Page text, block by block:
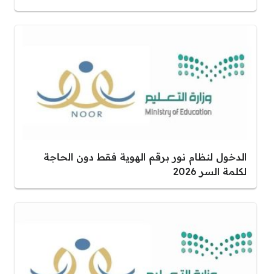
الدخول لنظام نور برقم الهوية فقط دون الحاجة
لكلمة السر 2026